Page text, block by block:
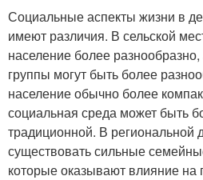
Социальные аспекты жизни в
имеют различия. В сельской
население более
группы могут быть более
население обычно более
социальная среда может быть
традиционной. В региональной
существовать сильные
которые оказывают влияние на